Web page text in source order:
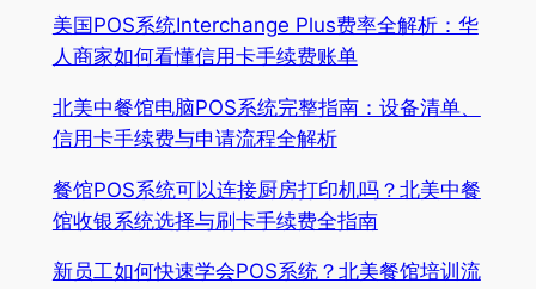
美国POS系统Interchange Plus费率全解析：华
人商家如何看懂信用卡手续费账单
北美中餐馆电脑POS系统完整指南：设备清单、
信用卡手续费与申请流程全解析
餐馆POS系统可以连接厨房打印机吗？北美中餐
馆收银系统选择与刷卡手续费全指南
新员工如何快速学会POS系统？北美餐馆培训流